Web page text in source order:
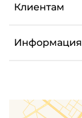
Клиентам
Информация